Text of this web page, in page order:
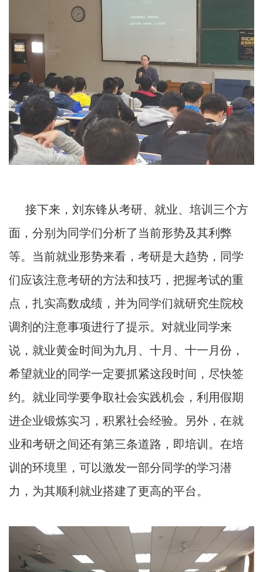
接下来，刘东锋从考研、就业、培训三个方
面，分别为同学们分析了当前形势及其利弊
等。当前就业形势来看，考研是大趋势，同学
们应该注意考研的方法和技巧，把握考试的重
点，扎实高数成绩，并为同学们就研究生院校
调剂的注意事项进行了提示。对就业同学来
说，就业黄金时间为九月、十月、十一月份，
希望就业的同学一定要抓紧这段时间，尽快签
约。就业同学要争取社会实践机会，利用假期
进企业锻炼实习，积累社会经验。另外，在就
业和考研之间还有第三条道路，即培训。在培
训的环境里，可以激发一部分同学的学习潜
力，为其顺利就业搭建了更高的平台。